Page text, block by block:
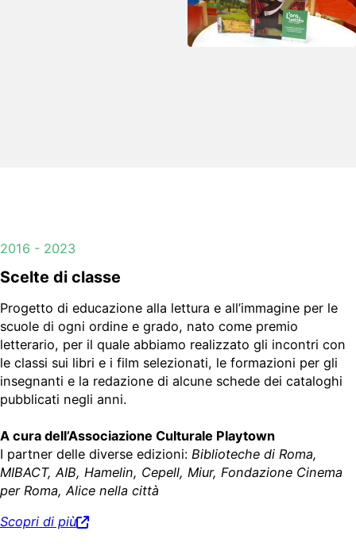
Scelte di classe
2016 - 2023
Progetto di educazione alla lettura e all’immagine per le
scuole di ogni ordine e grado, nato come premio
letterario, per il quale abbiamo realizzato gli incontri con
le classi sui libri e i film selezionati, le formazioni per gli
insegnanti e la redazione di alcune schede dei cataloghi
pubblicati negli anni.
A cura dell’Associazione Culturale Playtown
I partner delle diverse edizioni: Biblioteche di Roma,
MIBACT, AIB, Hamelin, Cepell, Miur, Fondazione Cinema
per Roma, Alice nella città
Scopri di più